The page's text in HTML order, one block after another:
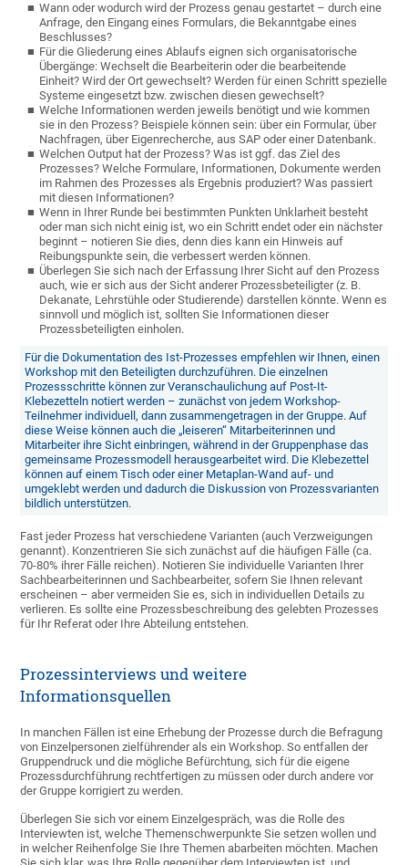
Wann oder wodurch wird der Prozess genau gestartet – durch eine
Anfrage, den Eingang eines Formulars, die Bekanntgabe eines
Beschlusses?
Für die Gliederung eines Ablaufs eignen sich organisatorische
Übergänge: Wechselt die Bearbeiterin oder die bearbeitende
Einheit? Wird der Ort gewechselt? Werden für einen Schritt spezielle
Systeme eingesetzt bzw. zwischen diesen gewechselt?
Welche Informationen werden jeweils benötigt und wie kommen
sie in den Prozess? Beispiele können sein: über ein Formular, über
Nachfragen, über Eigenrecherche, aus SAP oder einer Datenbank.
Welchen Output hat der Prozess? Was ist ggf. das Ziel des
Prozesses? Welche Formulare, Informationen, Dokumente werden
im Rahmen des Prozesses als Ergebnis produziert? Was passiert
mit diesen Informationen?
Wenn in Ihrer Runde bei bestimmten Punkten Unklarheit besteht
oder man sich nicht einig ist, wo ein Schritt endet oder ein nächster
beginnt – notieren Sie dies, denn dies kann ein Hinweis auf
Reibungspunkte sein, die verbessert werden können.
Überlegen Sie sich nach der Erfassung Ihrer Sicht auf den Prozess
auch, wie er sich aus der Sicht anderer Prozessbeteiligter (z. B.
Dekanate, Lehrstühle oder Studierende) darstellen könnte. Wenn es
sinnvoll und möglich ist, sollten Sie Informationen dieser
Prozessbeteiligten einholen.
Für die Dokumentation des Ist-Prozesses empfehlen wir Ihnen, einen
Workshop mit den Beteiligten durchzuführen. Die einzelnen
Prozessschritte können zur Veranschaulichung auf Post-It-
Klebezetteln notiert werden – zunächst von jedem Workshop-
Teilnehmer individuell, dann zusammengetragen in der Gruppe. Auf
diese Weise können auch die „leiseren“ Mitarbeiterinnen und
Mitarbeiter ihre Sicht einbringen, während in der Gruppenphase das
gemeinsame Prozessmodell herausgearbeitet wird. Die Klebezettel
können auf einem Tisch oder einer Metaplan-Wand auf- und
umgeklebt werden und dadurch die Diskussion von Prozessvarianten
bildlich unterstützen.
Fast jeder Prozess hat verschiedene Varianten (auch Verzweigungen
genannt). Konzentrieren Sie sich zunächst auf die häufigen Fälle (ca.
70-80% ihrer Fälle reichen). Notieren Sie individuelle Varianten Ihrer
Sachbearbeiterinnen und Sachbearbeiter, sofern Sie Ihnen relevant
erscheinen – aber vermeiden Sie es, sich in individuellen Details zu
verlieren. Es sollte eine Prozessbeschreibung des gelebten Prozesses
für Ihr Referat oder Ihre Abteilung entstehen.
Prozessinterviews und weitere
Informationsquellen
In manchen Fällen ist eine Erhebung der Prozesse durch die Befragung
von Einzelpersonen zielführender als ein Workshop. So entfallen der
Gruppendruck und die mögliche Befürchtung, sich für die eigene
Prozessdurchführung rechtfertigen zu müssen oder durch andere vor
der Gruppe korrigiert zu werden.
Überlegen Sie sich vor einem Einzelgespräch, was die Rolle des
Interviewten ist, welche Themenschwerpunkte Sie setzen wollen und
in welcher Reihenfolge Sie Ihre Themen abarbeiten möchten. Machen